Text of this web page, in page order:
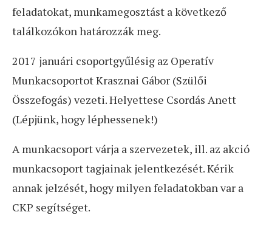
feladatokat, munkamegosztást a következő
találkozókon határozzák meg.
2017 januári csoportgyűlésig az Operatív
Munkacsoportot Krasznai Gábor (Szülői
Összefogás) vezeti. Helyettese Csordás Anett
(Lépjünk, hogy léphessenek!)
A munkacsoport várja a szervezetek, ill. az akció
munkacsoport tagjainak jelentkezését. Kérik
annak jelzését, hogy milyen feladatokban var a
CKP segítséget.